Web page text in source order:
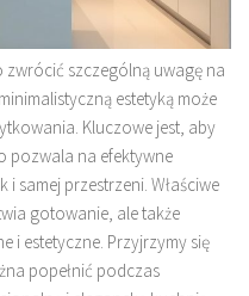
szczególną uwagę na
estetyką może
Kluczowe jest, aby
pozwala na efektywne
samej przestrzeni. Właściwe
gotowanie, ale także
i estetyczne. Przyjrzymy się
popełnić podczas